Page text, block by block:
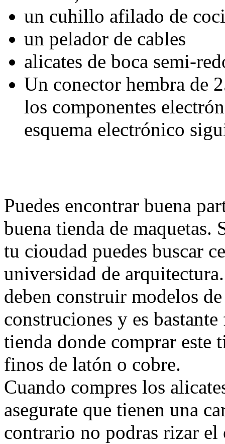
un cuhillo afilado de
un pelador de cables
alicates de boca semi-
Un conector hembra de
los componentes
esquema electrónico
Puedes encontrar buena
buena tienda de maquetas.
tu cioudad puedes buscar
universidad de
deben construir modelos
construciones y es
tienda donde comprar este
finos de latón o cobre.
Cuando compres los
asegurate que tienen una
contrario no podras rizar